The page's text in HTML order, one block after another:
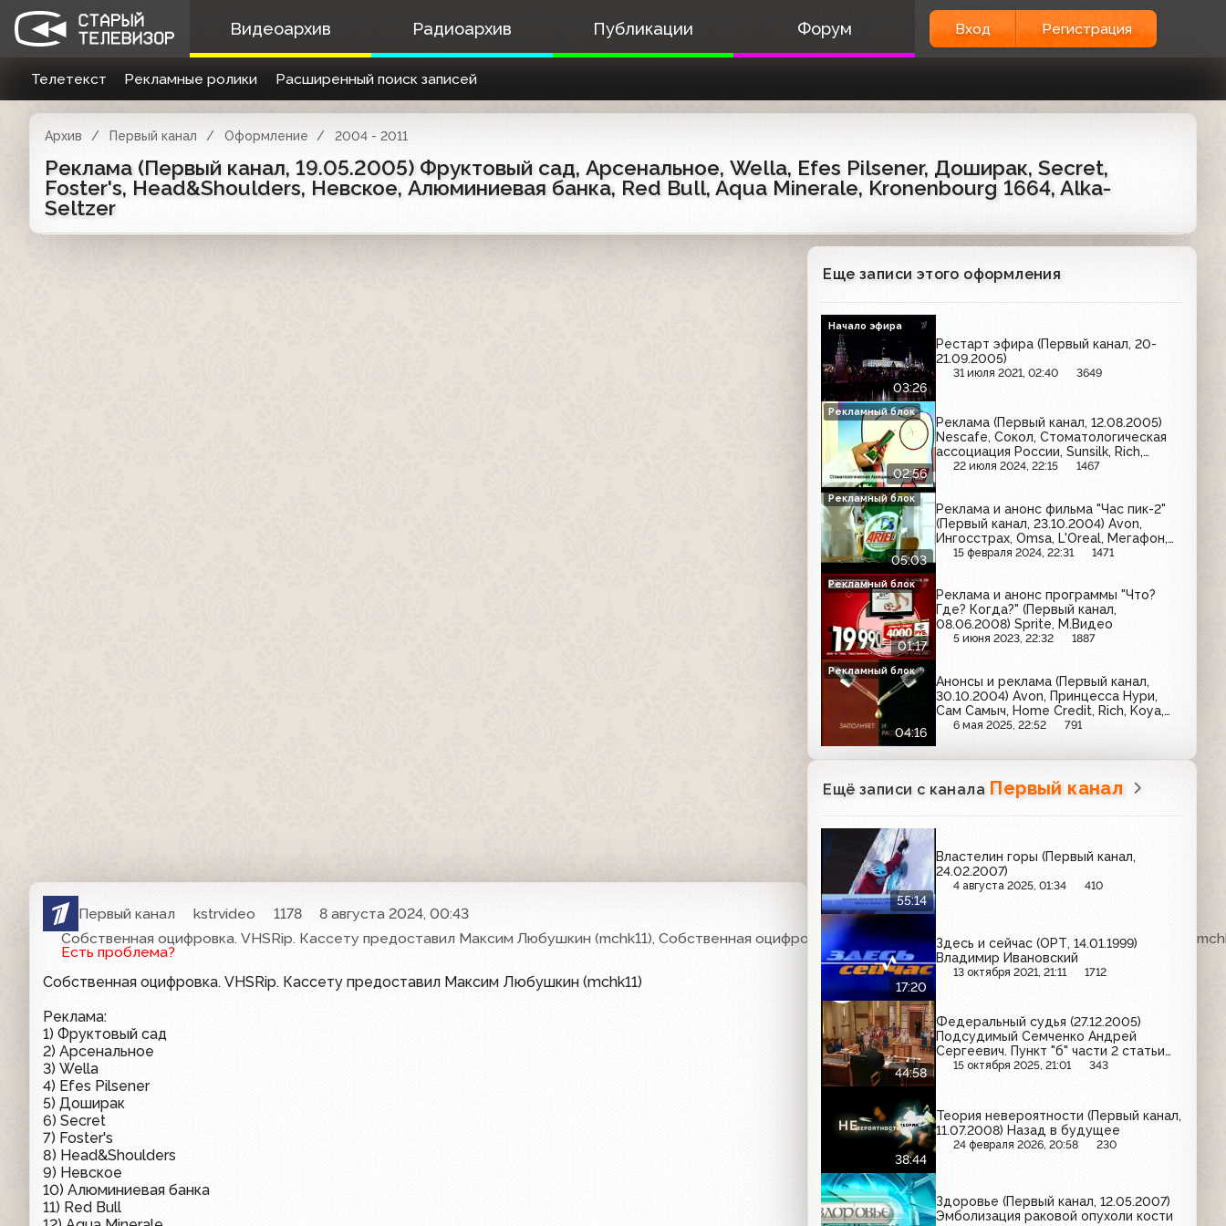
Видеоархив Радиоархив Публикации Форум Вход Регистрация
Телетекст Рекламные ролики Расширенный поиск записей
Архив Первый канал Оформление 2004 - 2011
Реклама (Первый канал, 19.05.2005) Фруктовый сад, Арсенальное, Wella, Efes Pilsener, Доширак, Secret,
Foster's, Head&Shoulders, Невское, Алюминиевая банка, Red Bull, Aqua Minerale, Kronenbourg 1664, Alka-
Seltzer
Первый канал kstrvideo 1178
8 августа 2024, 00:43
Собственная оцифровка. VHSRip. Кассету предоставил Максим Любушкин (mchk11), Собственная оцифровка. VHSRip. Кассету предоставил Максим Любушкин
Есть проблема?
Собственная оцифровка. VHSRip. Кассету предоставил Максим Любушкин (mchk11)
Реклама:
1) Фруктовый сад
2) Арсенальное
3) Wella
4) Efes Pilsener
5) Доширак
6) Secret
7) Foster's
8) Head&Shoulders
9) Невское
10) Алюминиевая банка
11) Red Bull
Еще записи этого оформления
03:26
Рестарт эфира (Первый канал, 20-
21.09.2005)
31 июля 2021, 02:40 3649
Начало эфира
02:56
Реклама (Первый канал, 12.08.2005)
Nescafe, Сокол, Стоматологическая
ассоциация России, Sunsilk, Rich,
Охота, Балтимор, Венза, Grand,
22 июля 2024, 22:15 1467
Рекламный блок
05:03
Реклама и анонс фильма "Час пик-2"
(Первый канал, 23.10.2004) Avon,
Ингосстрах, Omsa, L'Oreal, Мегафон,
Милора, Лукойл, Красная линия,
15 февраля 2024, 22:31 1471
Рекламный блок
01:17
Реклама и анонс программы "Что?
Где? Когда?" (Первый канал,
08.06.2008) Sprite, М.Видео
5 июня 2023, 22:32 1887
Рекламный блок
04:16
Анонсы и реклама (Первый канал,
30.10.2004) Avon, Принцесса Нури,
Сам Самыч, Home Credit, Rich, Koya,
Терафлю
6 мая 2025, 22:52 791
Рекламный блок
Ещё записи с канала Первый канал
55:14
Властелин горы (Первый канал,
24.02.2007)
4 августа 2025, 01:34 410
17:20
Здесь и сейчас (ОРТ, 14.01.1999)
Владимир Ивановский
13 октября 2021, 21:11 1712
44:58
Федеральный судья (27.12.2005)
Подсудимый Семченко Андрей
Сергеевич. Пункт "б" части 2 статьи
105 УК РФ
15 октября 2025, 21:01 343
38:44
Теория невероятности (Первый канал,
11.07.2008) Назад в будущее
24 февраля 2026, 20:58 230
Здоровье (Первый канал, 12.05.2007)
Эмболизация раковой опухоли кости